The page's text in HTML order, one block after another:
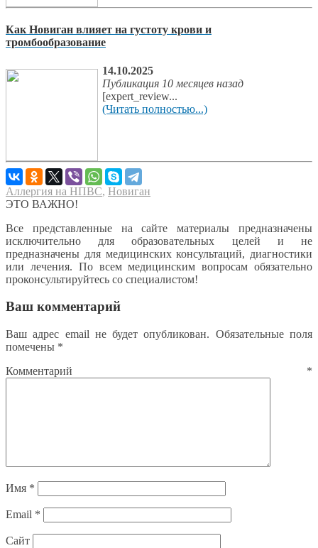
Как Новиган влияет на густоту крови и
тромбообразование
14.10.2025
Публикация 10 месяцев назад
[expert_review...
(Читать полностью...)
Аллергия на НПВС, Новиган
ЭТО ВАЖНО!
Все представленные на сайте материалы предназначены
исключительно для образовательных целей и не
предназначены для медицинских консультаций, диагностики
или лечения. По всем медицинским вопросам обязательно
проконсультируйтесь со специалистом!
Ваш комментарий
Ваш адрес email не будет опубликован. Обязательные поля
помечены *
Комментарий *
Имя *
Email *
Сайт